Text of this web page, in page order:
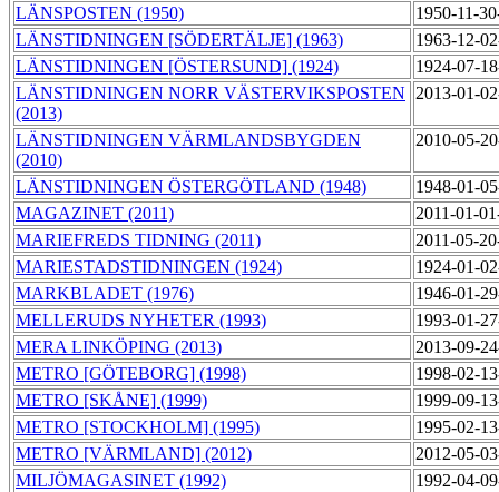
LÄNSPOSTEN (1950)
1950-11-
LÄNSTIDNINGEN [SÖDERTÄLJE] (1963)
1963-12-
LÄNSTIDNINGEN [ÖSTERSUND] (1924)
1924-07-
LÄNSTIDNINGEN NORR VÄSTERVIKSPOSTEN
(2013)
2013-01-
LÄNSTIDNINGEN VÄRMLANDSBYGDEN
(2010)
2010-05-
LÄNSTIDNINGEN ÖSTERGÖTLAND (1948)
1948-01-
MAGAZINET (2011)
2011-01-
MARIEFREDS TIDNING (2011)
2011-05-
MARIESTADSTIDNINGEN (1924)
1924-01-
MARKBLADET (1976)
1946-01-
MELLERUDS NYHETER (1993)
1993-01-
MERA LINKÖPING (2013)
2013-09-
METRO [GÖTEBORG] (1998)
1998-02-
METRO [SKÅNE] (1999)
1999-09-
METRO [STOCKHOLM] (1995)
1995-02-
METRO [VÄRMLAND] (2012)
2012-05-
MILJÖMAGASINET (1992)
1992-04-